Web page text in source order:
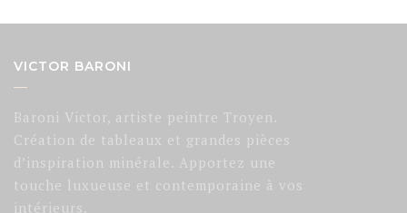
VICTOR BARONI
Baroni Victor, artiste peintre Troyen.
Création de tableaux et grandes pièces
d’inspiration minérale. Apportez une
touche luxueuse et contemporaine à vos
intérieurs.